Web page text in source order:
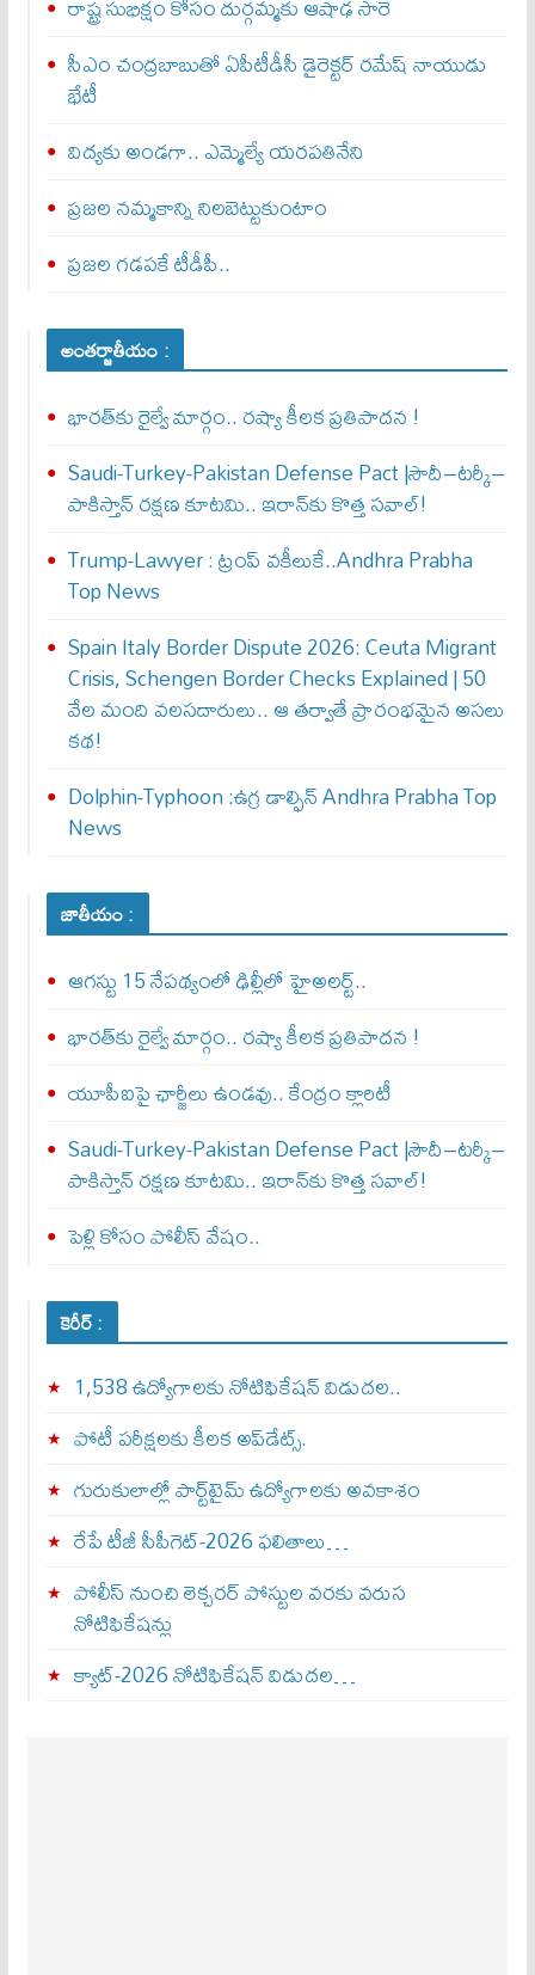
సీఎం చంద్రబాబుతో ఏపీటీడీసీ డైరెక్టర్‌ రమేష్‌ నాయుడు
భేటీ
విద్యకు అండగా.. ఎమ్మెల్యే యరపతినేని
ప్రజల నమ్మకాన్ని నిలబెట్టుకుంటాం
ప్రజల గడపకే టీడీపీ..
అంతర్జాతీయం :
భారత్‌కు రైల్వే మార్గం.. రష్యా కీలక ప్రతిపాదన !
Saudi-Turkey-Pakistan Defense Pact |సౌదీ–టర్కీ–
పాకిస్తాన్ రక్షణ కూటమి.. ఇరాన్‌కు కొత్త సవాల్!
Trump-Lawyer : ట్రంప్ వ‌కీలుకే..Andhra Prabha
Top News
Spain Italy Border Dispute 2026: Ceuta Migrant
Crisis, Schengen Border Checks Explained | 50
వేల మంది వలసదారులు.. ఆ తర్వాతే ప్రారంభ‌మైన అసలు
కథ!
Dolphin-Typhoon :ఉగ్ర డాల్ఫిన్ Andhra Prabha Top
News
జాతీయం :
ఆగస్టు 15 నేపథ్యంలో ఢిల్లీలో హైఅలర్ట్..
భారత్‌కు రైల్వే మార్గం.. రష్యా కీలక ప్రతిపాదన !
యూపీఐపై ఛార్జీలు ఉండవు.. కేంద్రం క్లారిటీ
Saudi-Turkey-Pakistan Defense Pact |సౌదీ–టర్కీ–
పాకిస్తాన్ రక్షణ కూటమి.. ఇరాన్‌కు కొత్త సవాల్!
పెళ్లి కోసం పోలీస్ వేషం..
కెరీర్ :
1,538 ఉద్యోగాలకు నోటిఫికేషన్ విడుదల..
పోటీ పరీక్షలకు కీలక అప్‌డేట్స్.
గురుకులాల్లో పార్ట్‌టైమ్ ఉద్యోగాలకు అవకాశం
రేపే టీజీ సీపీగెట్‌-2026 ఫలితాలు…
పోలీస్ నుంచి లెక్చరర్ పోస్టుల వరకు వరుస
నోటిఫికేషన్లు
క్యాట్-2026 నోటిఫికేషన్ విడుదల…